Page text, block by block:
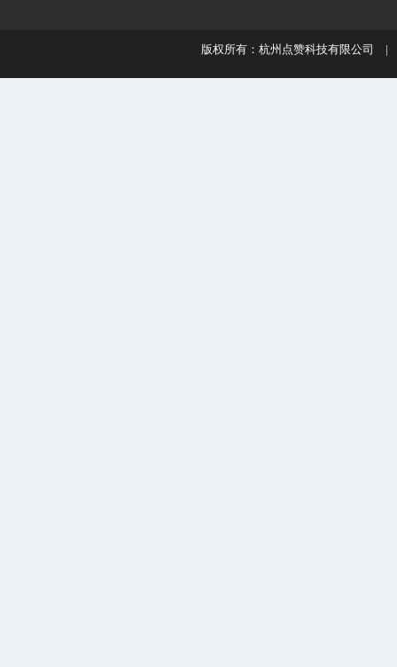
版权所有：杭州点赞科技有限公司